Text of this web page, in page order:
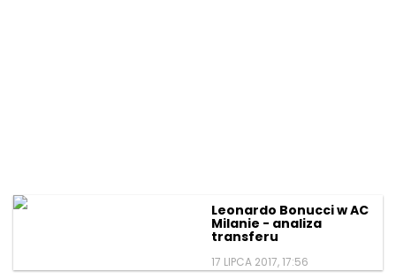
Leonardo Bonucci w AC
Milanie - analiza
transferu
17 LIPCA 2017, 17:56